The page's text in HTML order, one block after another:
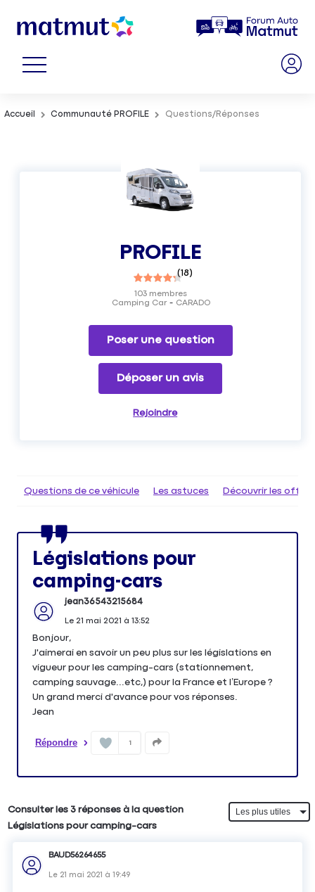
Accueil Communauté PROFILE Questions/Réponses
PROFILE
(18)
Camping Car CARADO
103membres
Poser une question
Déposer un avis
Rejoindre
Questions de ce véhicule Les astuces Découvrir les
Législations pour
camping-cars
jean36543215684
Le 21 mai 2021 à 13:52
Bonjour,
J'aimerai en savoir un peu plus sur les législations en
vigueur pour les camping-cars (stationnement,
camping sauvage...etc,) pour la France et l’Europe ?
Un grand merci d'avance pour vos réponses.
Jean
Répondre 1
Consulter les 3 réponses à la question
Législations pour camping-cars
BAUD56264655
Le 21 mai 2021 à19:49